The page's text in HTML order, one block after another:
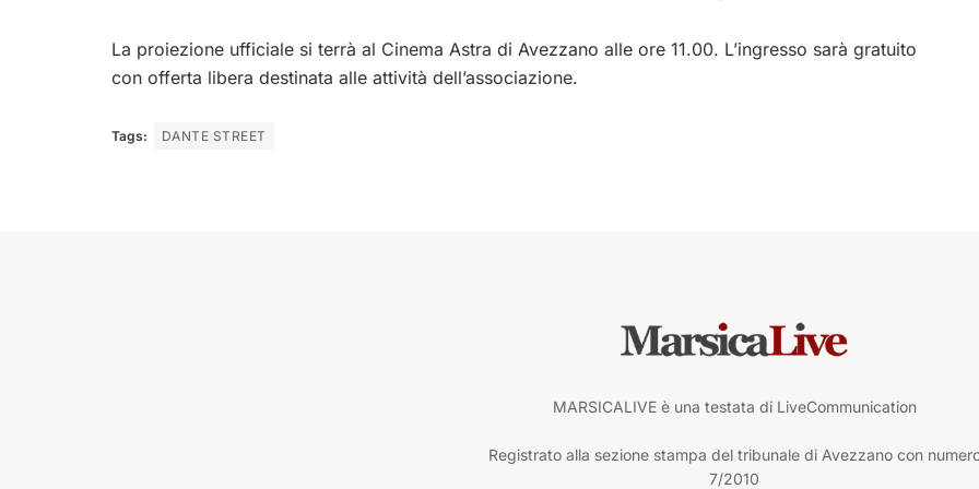
La proiezione ufficiale si terrà al Cinema Astra di Avezzano alle ore 11.00. L’ingresso sarà gratuito
con offerta libera destinata alle attività dell’associazione.
Tags: DANTE STREET
MARSICALIVE è una testata di LiveCommunication
Registrato alla sezione stampa del tribunale di Avezzano con
7/2010